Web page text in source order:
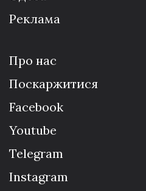
Реклама
Про нас
Поскаржитися
Facebook
Youtube
Telegram
Instagram